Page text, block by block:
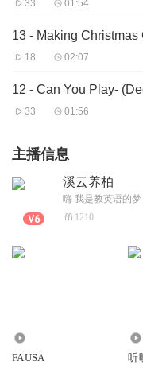
33 01:54
13 - Making
18 02:07
12 - Can You Play-
33 01:56
主播信息
溪云养柏
1210
FAUSA 听